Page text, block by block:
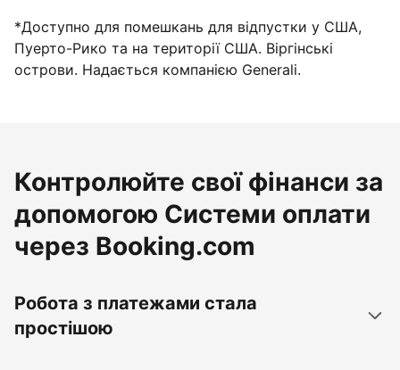
*Доступно для помешкань для відпустки у США,
Пуерто-Рико та на території США. Віргінські
острови. Надається компанією Generali.
Контролюйте свої фінанси за
допомогою Системи оплати
через Booking.com
Робота з платежами стала
простішою